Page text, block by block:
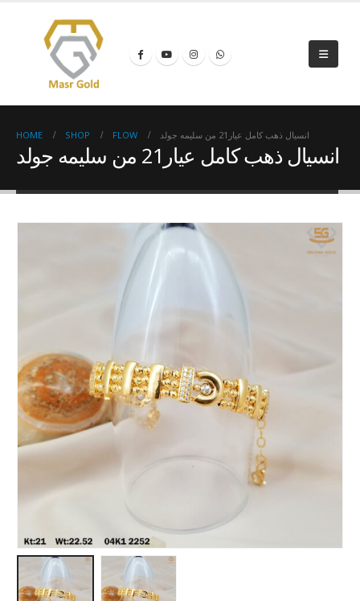
HOME SHOP FLOW انسيال ذهب كامل عيار21 من سليمه جولد
انسيال ذهب كامل عيار21 من سليمه جولد